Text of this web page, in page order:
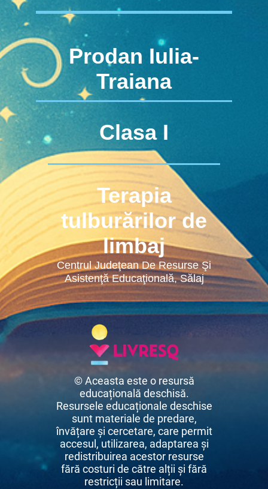
Prodan Iulia-
Traiana
Clasa I
Terapia
tulburărilor de
limbaj
Centrul Judeţean De Resurse Şi
Asistenţă Educaţională, Sălaj
© Aceasta este o resursă
educațională deschisă.
Resursele educaționale deschise
sunt materiale de predare,
învățare și cercetare, care permit
accesul, utilizarea, adaptarea și
redistribuirea acestor resurse
fără costuri de către alții și fără
restricții sau limitare.